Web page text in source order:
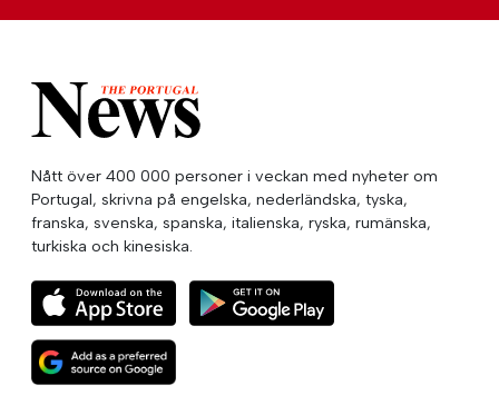
Nått över 400 000 personer i veckan med nyheter om
Portugal, skrivna på engelska, nederländska, tyska,
franska, svenska, spanska, italienska, ryska, rumänska,
turkiska och kinesiska.